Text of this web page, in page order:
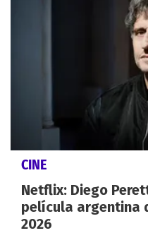
CINE
Netflix: Diego
película argentina
2026